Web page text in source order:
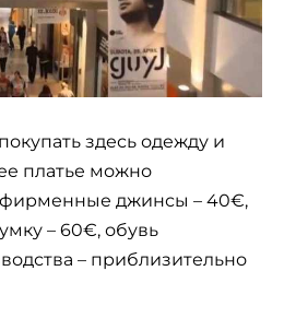
здесь одежду и
платье можно
фирменные джинсы – 40€,
– 60€, обувь
– приблизительно